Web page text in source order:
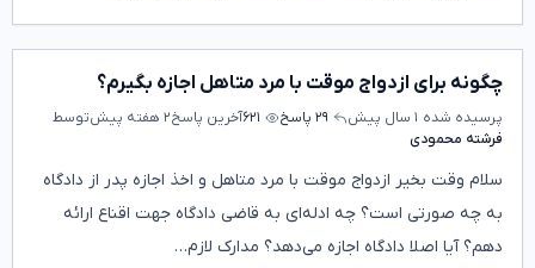
چگونه برای ازدواج موقت با مرد متاهل اجازه بگیرم؟
پرسیده شده ۱ سال پیش ۲۹ پاسخ ۶۲۱آخرین پاسخ۲ هفته پیش
توسط
فرشته محمودی
سلام وقت بخیر ازدواج موقت با مرد متاهل و اخذ اجازه پدر از دادگاه
به چه صورتی است؟ چه ادله‌ای به قاضی دادگاه جهت اقناع ارائه
دهم؟ آیا اصلا دادگاه اجازه می‌دهد؟ مدارک لازم…